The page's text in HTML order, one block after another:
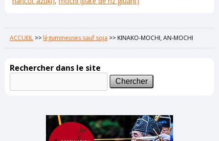
ACCUEIL >>légumineuses sauf soja >>KINAKO-MOCHI, AN-MOCHI
Rechercher dans le site